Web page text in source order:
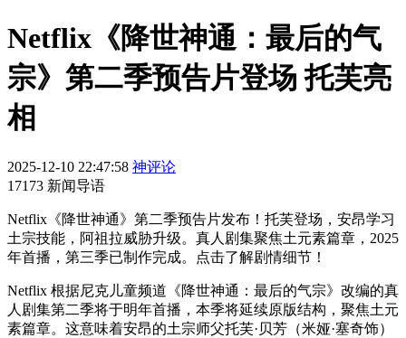
Netflix《降世神通：最后的气
宗》第二季预告片登场 托芙亮
相
2025-12-10 22:47:58 神评论
17173 新闻导语
Netflix《降世神通》第二季预告片发布！托芙登场，安昂学习
土宗技能，阿祖拉威胁升级。真人剧集聚焦土元素篇章，2025
年首播，第三季已制作完成。点击了解剧情细节！
Netflix 根据尼克儿童频道《降世神通：最后的气宗》改编的真
人剧集第二季将于明年首播，本季将延续原版结构，聚焦土元
素篇章。这意味着安昂的土宗师父托芙·贝芳（米娅·塞奇饰）